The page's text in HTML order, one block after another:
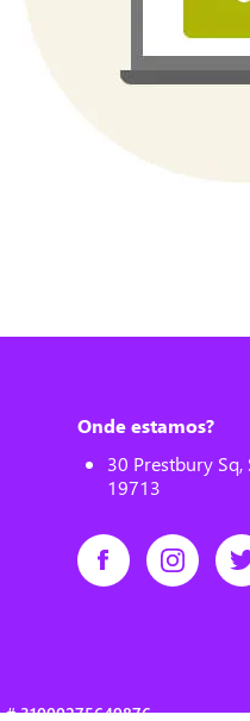
Onde estamos?
30 Prestbury
19713
# 31000275649876